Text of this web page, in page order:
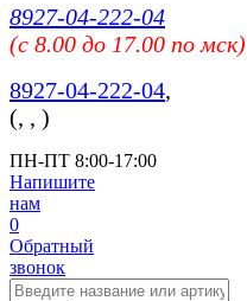
8927-04-222-04
(c 8.00 до 17.00 по мск)
8927-04-222-04,
(, , )
ПН-ПТ 8:00-17:00
Напишите
нам
0
Обратный
звонок